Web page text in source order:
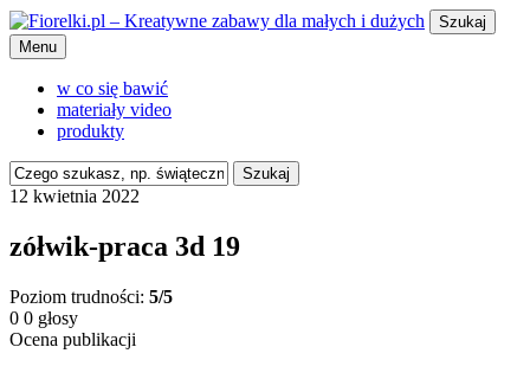
Szukaj
Menu
w co się bawić
materiały video
produkty
Szukaj
12 kwietnia 2022
zółwik-praca 3d 19
Poziom trudności: 5/5
0 0 głosy
Ocena publikacji